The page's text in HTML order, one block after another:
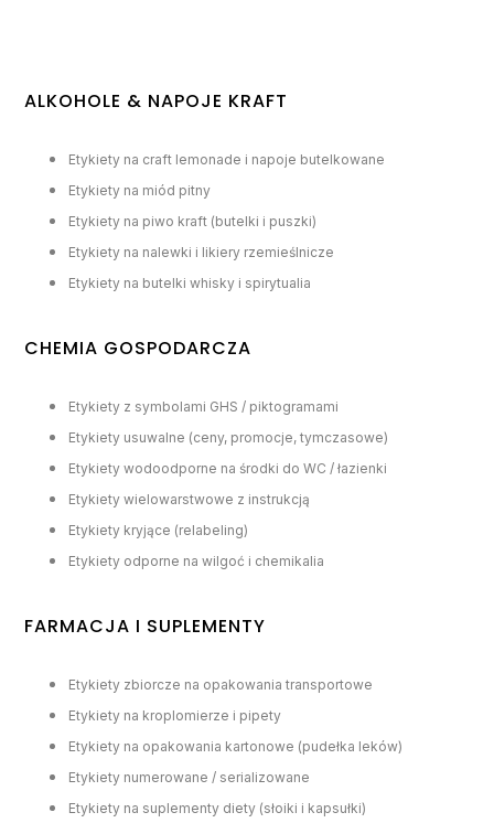
ALKOHOLE & NAPOJE KRAFT
Etykiety na craft lemonade i napoje butelkowane
Etykiety na miód pitny
Etykiety na piwo kraft (butelki i puszki)
Etykiety na nalewki i likiery rzemieślnicze
Etykiety na butelki whisky i spirytualia
CHEMIA GOSPODARCZA
Etykiety z symbolami GHS / piktogramami
Etykiety usuwalne (ceny, promocje, tymczasowe)
Etykiety wodoodporne na środki do WC / łazienki
Etykiety wielowarstwowe z instrukcją
Etykiety kryjące (relabeling)
Etykiety odporne na wilgoć i chemikalia
FARMACJA I SUPLEMENTY
Etykiety zbiorcze na opakowania transportowe
Etykiety na kroplomierze i pipety
Etykiety na opakowania kartonowe (pudełka leków)
Etykiety numerowane / serializowane
Etykiety na suplementy diety (słoiki i kapsułki)